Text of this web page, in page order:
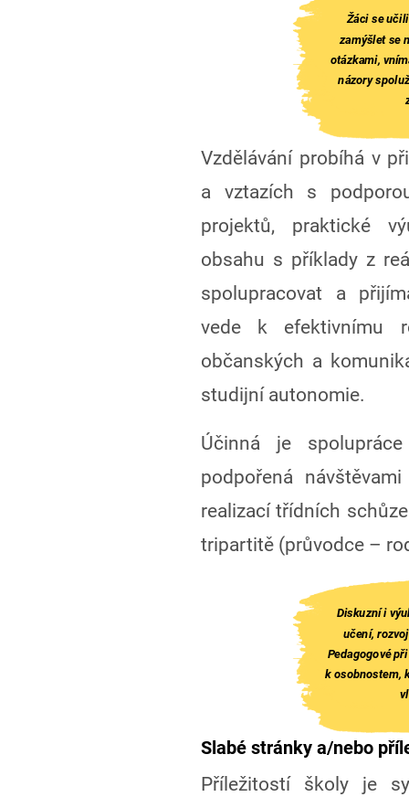
Žáci se
zamýšlet se
otázkami,
názory
Vzdělávání probíhá v
a vztazích s
projektů, praktické
obsahu s příklady z
spolupracovat a
vede k efektivnímu
občanských a
studijní autonomie.
Účinná je
podpořená
realizací třídních
tripartitě (průvodce –
Diskuzní i
učení,
Pedagogové
k osobnostem,
Slabé stránky a/nebo
Příležitostí školy je